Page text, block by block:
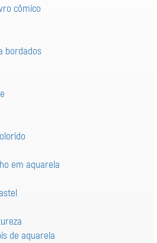
cômico
bordados
em aquarela
de aquarela